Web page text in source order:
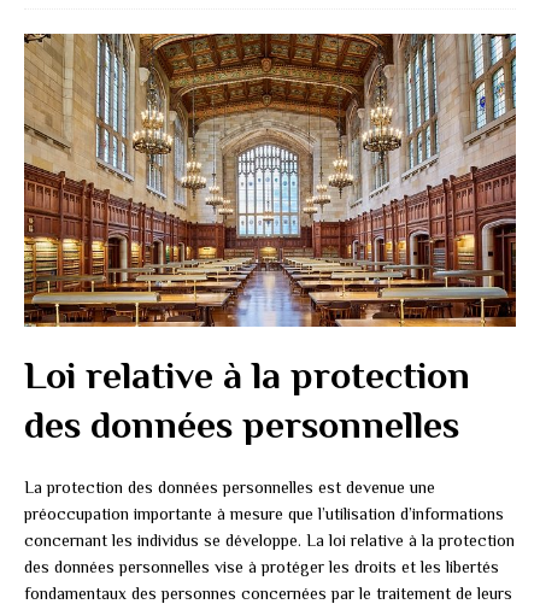
Loi relative à la protection
des données personnelles
La protection des données personnelles est devenue une
préoccupation importante à mesure que l’utilisation d’informations
concernant les individus se développe. La loi relative à la protection
des données personnelles vise à protéger les droits et les libertés
fondamentaux des personnes concernées par le traitement de leurs